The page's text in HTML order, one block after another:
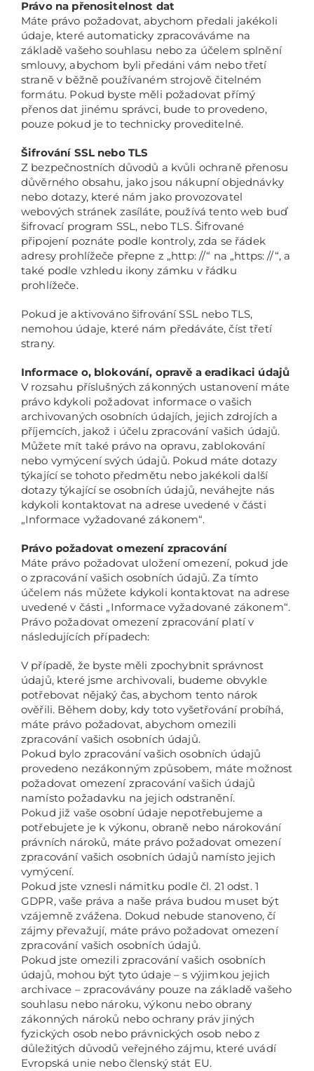
Právo na přenositelnost dat
Máte právo požadovat, abychom předali jakékoli
údaje, které automaticky zpracováváme na
základě vašeho souhlasu nebo za účelem splnění
smlouvy, abychom byli předáni vám nebo třetí
straně v běžně používaném strojově čitelném
formátu. Pokud byste měli požadovat přímý
přenos dat jinému správci, bude to provedeno,
pouze pokud je to technicky proveditelné.
Šifrování SSL nebo TLS
Z bezpečnostních důvodů a kvůli ochraně přenosu
důvěrného obsahu, jako jsou nákupní objednávky
nebo dotazy, které nám jako provozovatel
webových stránek zasíláte, používá tento web buď
šifrovací program SSL, nebo TLS. Šifrované
připojení poznáte podle kontroly, zda se řádek
adresy prohlížeče přepne z „http: //“ na „https: //“, a
také podle vzhledu ikony zámku v řádku
prohlížeče.
Pokud je aktivováno šifrování SSL nebo TLS,
nemohou údaje, které nám předáváte, číst třetí
strany.
Informace o, blokování, opravě a eradikaci údajů
V rozsahu příslušných zákonných ustanovení máte
právo kdykoli požadovat informace o vašich
archivovaných osobních údajích, jejich zdrojích a
příjemcích, jakož i účelu zpracování vašich údajů.
Můžete mít také právo na opravu, zablokování
nebo vymýcení svých údajů. Pokud máte dotazy
týkající se tohoto předmětu nebo jakékoli další
dotazy týkající se osobních údajů, neváhejte nás
kdykoli kontaktovat na adrese uvedené v části
„Informace vyžadované zákonem“.
Právo požadovat omezení zpracování
Máte právo požadovat uložení omezení, pokud jde
o zpracování vašich osobních údajů. Za tímto
účelem nás můžete kdykoli kontaktovat na adrese
uvedené v části „Informace vyžadované zákonem“.
Právo požadovat omezení zpracování platí v
následujících případech:
V případě, že byste měli zpochybnit správnost
údajů, které jsme archivovali, budeme obvykle
potřebovat nějaký čas, abychom tento nárok
ověřili. Během doby, kdy toto vyšetřování probíhá,
máte právo požadovat, abychom omezili
zpracování vašich osobních údajů.
Pokud bylo zpracování vašich osobních údajů
provedeno nezákonným způsobem, máte možnost
požadovat omezení zpracování vašich údajů
namísto požadavku na jejich odstranění.
Pokud již vaše osobní údaje nepotřebujeme a
potřebujete je k výkonu, obraně nebo nárokování
právních nároků, máte právo požadovat omezení
zpracování vašich osobních údajů namísto jejich
vymýcení.
Pokud jste vznesli námitku podle čl. 21 odst. 1
GDPR, vaše práva a naše práva budou muset být
vzájemně zvážena. Dokud nebude stanoveno, čí
zájmy převažují, máte právo požadovat omezení
zpracování vašich osobních údajů.
Pokud jste omezili zpracování vašich osobních
údajů, mohou být tyto údaje – s výjimkou jejich
archivace – zpracovávány pouze na základě vašeho
souhlasu nebo nároku, výkonu nebo obrany
zákonných nároků nebo ochrany práv jiných
fyzických osob nebo právnických osob nebo z
důležitých důvodů veřejného zájmu, které uvádí
Evropská unie nebo členský stát EU.